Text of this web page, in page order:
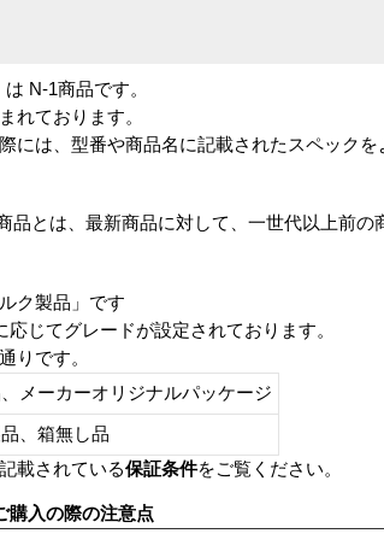
N-1商品です。
れております。
には、型番や商品名に記載されたスペックを
品とは、最新商品に対して、一世代以上前の
ク製品」です
じてグレードが設定されております。
りです。
メーカーオリジナルパッケージ
品、箱無し品
載されている保証条件をご覧ください。
購入の際の注意点